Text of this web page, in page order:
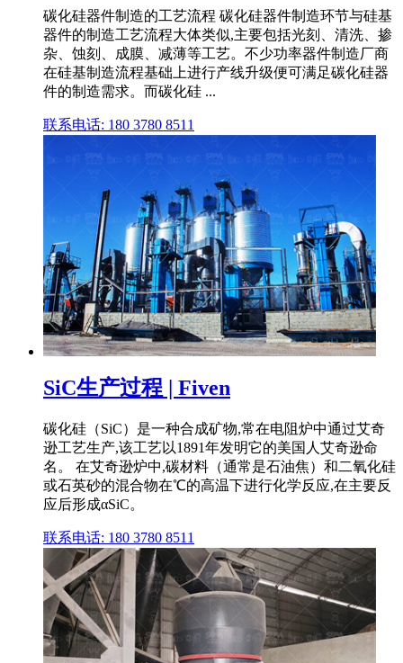
碳化硅器件制造的工艺流程 碳化硅器件制造环节与硅基
器件的制造工艺流程大体类似,主要包括光刻、清洗、掺
杂、蚀刻、成膜、减薄等工艺。不少功率器件制造厂商
在硅基制造流程基础上进行产线升级便可满足碳化硅器
件的制造需求。而碳化硅 ...
联系电话: 180 3780 8511
SiC生产过程 | Fiven
碳化硅（SiC）是一种合成矿物,常在电阻炉中通过艾奇
逊工艺生产,该工艺以1891年发明它的美国人艾奇逊命
名。 在艾奇逊炉中,碳材料（通常是石油焦）和二氧化硅
或石英砂的混合物在℃的高温下进行化学反应,在主要反
应后形成αSiC。
联系电话: 180 3780 8511